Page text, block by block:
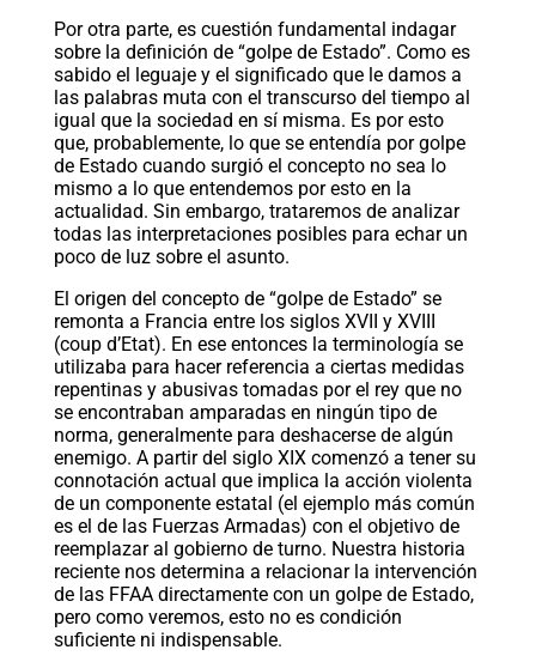
Por otra parte, es cuestión fundamental indagar
sobre la definición de “golpe de Estado”. Como es
sabido el leguaje y el significado que le damos a
las palabras muta con el transcurso del tiempo al
igual que la sociedad en sí misma. Es por esto
que, probablemente, lo que se entendía por golpe
de Estado cuando surgió el concepto no sea lo
mismo a lo que entendemos por esto en la
actualidad. Sin embargo, trataremos de analizar
todas las interpretaciones posibles para echar un
poco de luz sobre el asunto.
El origen del concepto de “golpe de Estado” se
remonta a Francia entre los siglos XVII y XVIII
(coup d’Etat). En ese entonces la terminología se
utilizaba para hacer referencia a ciertas medidas
repentinas y abusivas tomadas por el rey que no
se encontraban amparadas en ningún tipo de
norma, generalmente para deshacerse de algún
enemigo. A partir del siglo XIX comenzó a tener su
connotación actual que implica la acción violenta
de un componente estatal (el ejemplo más común
es el de las Fuerzas Armadas) con el objetivo de
reemplazar al gobierno de turno. Nuestra historia
reciente nos determina a relacionar la intervención
de las FFAA directamente con un golpe de Estado,
pero como veremos, esto no es condición
suficiente ni indispensable.